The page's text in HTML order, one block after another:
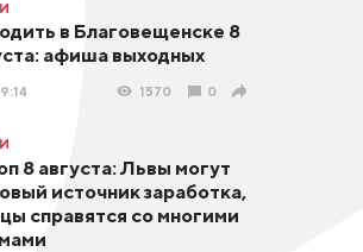
в Благовещенске 8
афиша выходных
1570 0
8 августа: Львы могут
источник заработка,
справятся со многими